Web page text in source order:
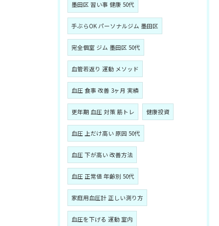
墨田区 習い事 健康 50代
手ぶらOK パーソナルジム 墨田区
完全個室 ジム 墨田区 50代
血管若返り 運動 メソッド
血圧 食事 改善 3ヶ月 実績
更年期 血圧 対策 筋トレ 健康投資
血圧 上だけ高い 原因 50代
血圧 下が高い 改善方法
血圧 正常値 年齢別 50代
家庭用血圧計 正しい測り方
血圧を下げる 運動 室内